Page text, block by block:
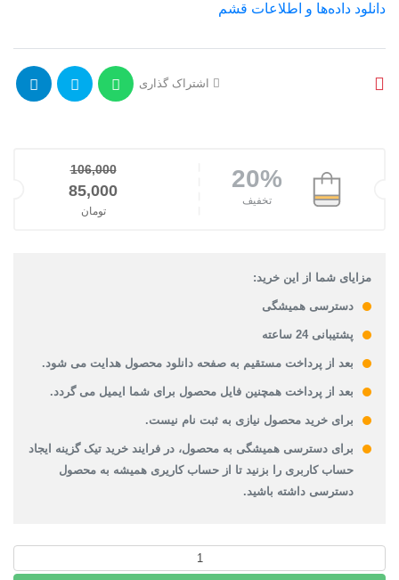
دانلود داده‌ها و اطلاعات قشم
اشتراک گذاری
20%
تخفیف
106,000
قیمت اصلی: 106,000تومان بود.
85,000
تومان
مزایای شما از این خرید:
دسترسی همیشگی
پشتیبانی 24 ساعته
بعد از پرداخت مستقیم به صفحه دانلود محصول هدایت می شود.
بعد از پرداخت همچنین فایل محصول برای شما ایمیل می گردد.
برای خرید محصول نیازی به ثبت نام نیست.
برای دسترسی همیشگی به محصول، در فرایند خرید تیک گزینه ایجاد
حساب کاربری را بزنید تا از حساب کاریری همیشه به محصول
دسترسی داشته باشید.
طرح